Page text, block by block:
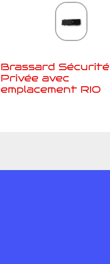
Brassard Sécurité
Privée avec
emplacement RIO